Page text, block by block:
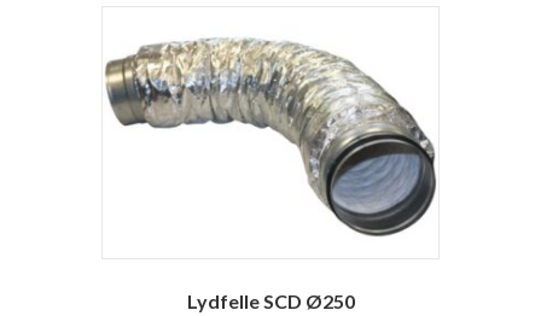
Lydfelle SCD Ø250